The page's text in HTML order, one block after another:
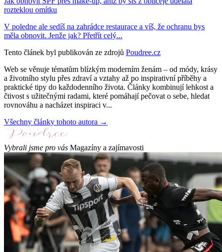
rozteklou omítku
V poledne ale sedíš na zahrádce restaurace a víš, že ochranu bys
měla obnovit. Jenže jak? Přetřít celý...
Tento článek byl publikován ze zdrojů Poudree.cz
Web se věnuje tématům blízkým moderním ženám – od módy, krásy
a životního stylu přes zdraví a vztahy až po inspirativní příběhy a
praktické tipy do každodenního života. Články kombinují lehkost a
čtivost s užitečnými radami, které pomáhají pečovat o sebe, hledat
rovnováhu a nacházet inspiraci v...
Všechny články tohoto autora →
Vybrali jsme pro vás Magazíny a zajímavosti